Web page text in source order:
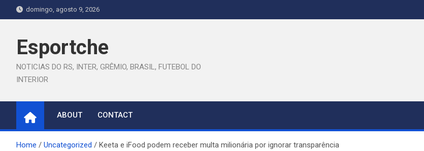
to
domingo, agosto 9, 2026
Esportche
NOTICIAS DO RS, INTER, GRÊMIO, BRASIL, FUTEBOL DO
INTERIOR
ABOUT CONTACT
Home Uncategorized Keeta e iFood podem receber multa milionária por ignorar transparência